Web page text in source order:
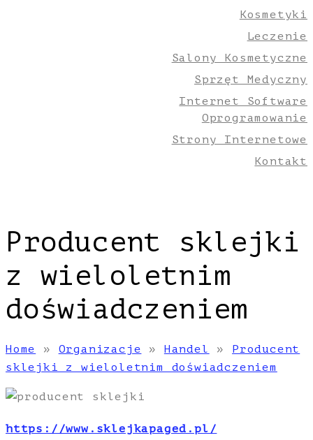
Kosmetyki
Leczenie
Salony Kosmetyczne
Sprzęt Medyczny
Internet Software
Oprogramowanie
Strony Internetowe
Kontakt
Producent sklejki
z wieloletnim
doświadczeniem
Home » Organizacje » Handel » Producent
sklejki z wieloletnim doświadczeniem
https://www.sklejkapaged.pl/